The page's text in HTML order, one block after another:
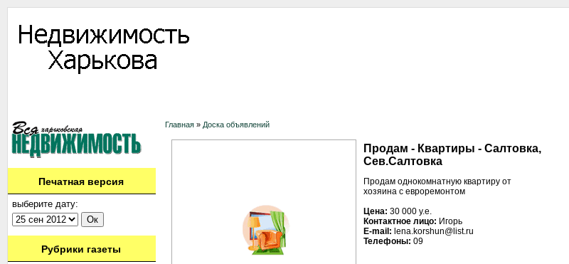
Печатная версия
выберите дату:
Рубрики газеты
Главная » Доска объявлений
Продам - Квартиры - Салтовка,
Сев.Салтовка
Продам однокомнатную квартиру от
хозяина с евроремонтом
Цена: 30 000 у.е.
Контактное лицо: Игорь
E-mail: lena.korshun@list.ru
Телефоны: 09